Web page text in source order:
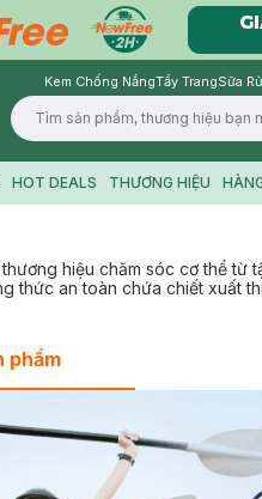
Kem Chống NắngTẩy TrangSữa
HOT DEALS THƯƠNG HIỆU
hiệu chăm sóc cơ thể từ
thức an toàn chứa chiết xuất
phẩm